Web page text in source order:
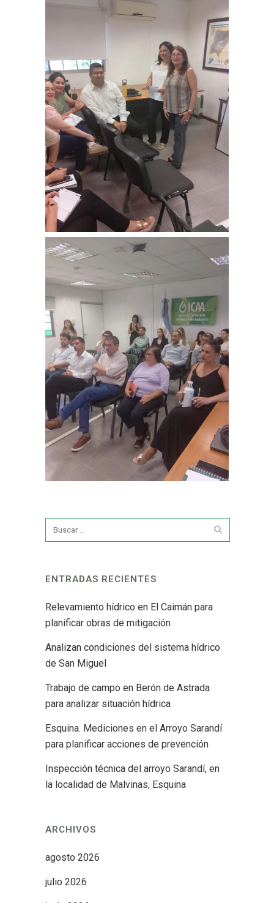
ENTRADAS RECIENTES
Relevamiento hídrico en El Caimán para
planificar obras de mitigación
Analizan condiciones del sistema hídrico
de San Miguel
Trabajo de campo en Berón de Astrada
para analizar situación hídrica
Esquina. Mediciones en el Arroyo Sarandí
para planificar acciones de prevención
Inspección técnica del arroyo Sarandí, en
la localidad de Malvinas, Esquina
ARCHIVOS
agosto 2026
julio 2026